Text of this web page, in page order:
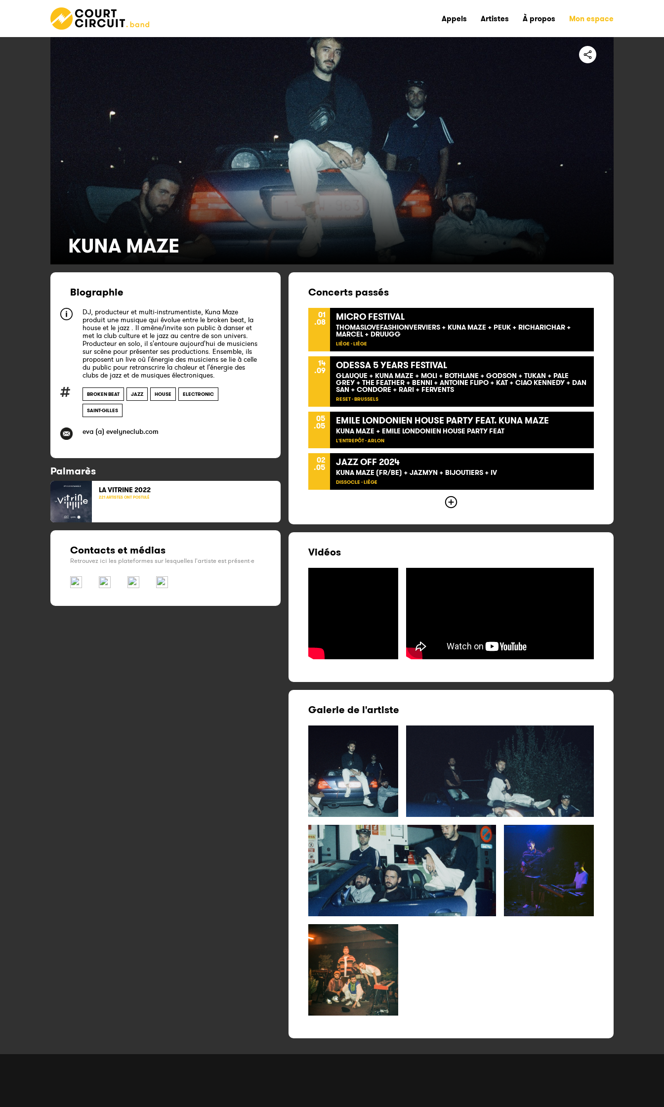
Appels Artistes À propos Mon espace
KUNA MAZE
Biographie
DJ, producteur et multi-instrumentiste, Kuna Maze
produit une musique qui évolue entre le broken beat, la
house et le jazz . Il amène/invite son public à danser et
met la club culture et le jazz au centre de son univers.
Producteur en solo, il s'entoure aujourd'hui de musiciens
sur scène pour présenter ses productions. Ensemble, ils
proposent un live où l'énergie des musiciens se lie à celle
du public pour retranscrire la chaleur et l'énergie des
clubs de jazz et de musiques électroniques.
BROKEN BEAT JAZZ HOUSE ELECTRONIC
SAINT-GILLES
eva (a) evelyneclub.com
Palmarès
LA VITRINE 2022
221 ARTISTES ONT POSTULÉ
Contacts et médias
Retrouvez ici les plateformes sur lesquelles l'artiste est présent·e
Concerts passés
01
.08 MICRO FESTIVAL
THOMASLOVEFASHIONVERVIERS + KUNA MAZE + PEUK + RICHARICHAR +
MARCEL + DRUUGG
LIÈGE - LIÈGE
14
.09 ODESSA 5 YEARS FESTIVAL
GLAUQUE + KUNA MAZE + MOLI + BOTHLANE + GODSON + TUKAN + PALE
GREY + THE FEATHER + BENNI + ANTOINE FLIPO + KAT + CIAO KENNEDY + DAN
SAN + CONDORE + RARI + FERVENTS
RESET - BRUSSELS
05
.05 EMILE LONDONIEN HOUSE PARTY FEAT. KUNA MAZE
KUNA MAZE + EMILE LONDONIEN HOUSE PARTY FEAT
L'ENTREPÔT - ARLON
02
.05 JAZZ OFF 2024
KUNA MAZE (FR/BE) + JAZMYN + BIJOUTIERS + IV
DISSOCLE - LIÈGE
Vidéos
Galerie de l'artiste